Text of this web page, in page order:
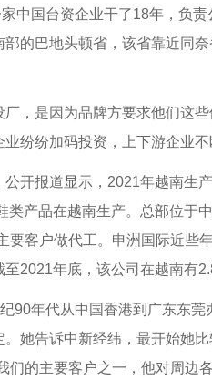
国台资企业干了18年，负责
的巴地头顿省，该省靠近同
是因为品牌方要求他们这些
纷纷加码投资，上下游企业不
报道显示，2021年越南生
产品在越南生产。总部位于
要客户做代工。申洲国际近些
2021年底，该公司在越南有
年代从中国香港到广东东莞
她告诉中新经纬，最开始她
们的主要客户之一，他对周边